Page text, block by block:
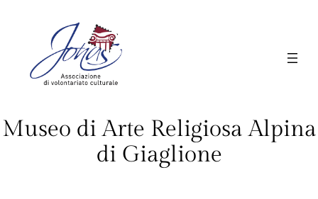
contenuto
Museo di Arte Religiosa Alpina
di Giaglione